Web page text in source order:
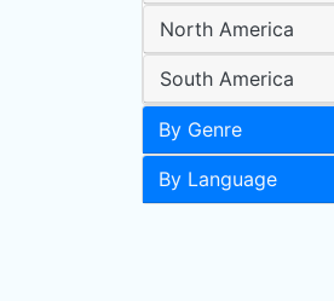
North America
South America
By Genre
By Language